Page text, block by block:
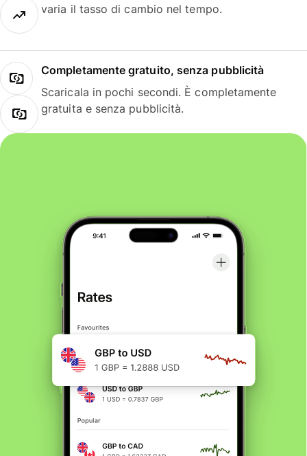
varia il tasso di cambio nel tempo.
Completamente gratuito, senza pubblicità
Scaricala in pochi secondi. È completamente
gratuita e senza pubblicità.